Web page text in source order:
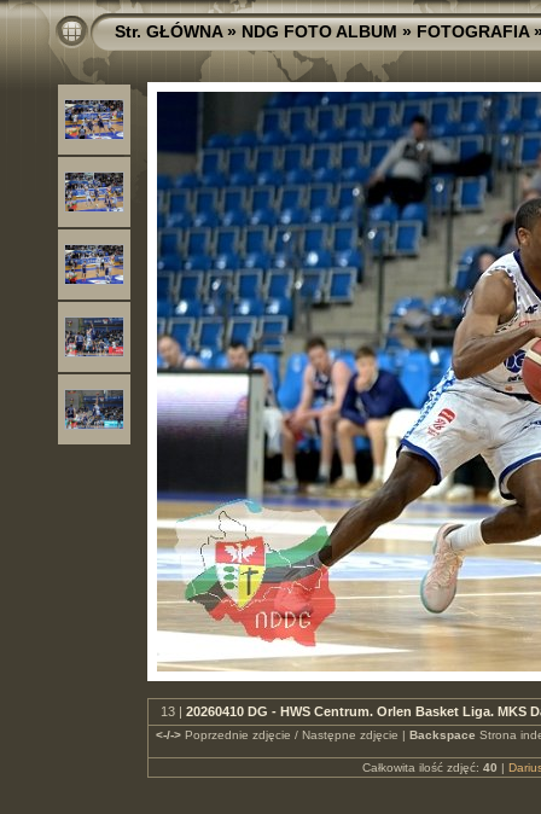
Str. GŁÓWNA»NDG FOTO ALBUM»FOTOGRAFIA
13 | 20260410 DG - HWS Centrum. Orlen Basket Liga.
<-/->Poprzednie zdjęcie / Następne zdjęcie | Backspace Strona
Całkowita ilość zdjęć: 40 |